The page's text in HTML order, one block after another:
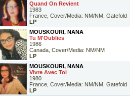
Quand On Revient
1983
France, Cover/Media: NM/NM, Gatefold
LP
MOUSKOURI, NANA
Tu M'Oublies
1986
Canada, Cover/Media: NM/NM
LP
MOUSKOURI, NANA
Vivre Avec Toi
1980
France, Cover/Media: NM/NM, Gatefold
LP